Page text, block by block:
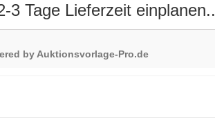
3 Tage Lieferzeit einplanen..
by Auktionsvorlage-Pro.de